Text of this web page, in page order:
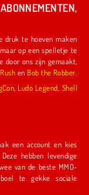
te hoeven maken
op een spelletje te
Uphill Rush en Bob the Robber
Ludo Legend Shell
een account en kies
levendige
van de beste MMO-